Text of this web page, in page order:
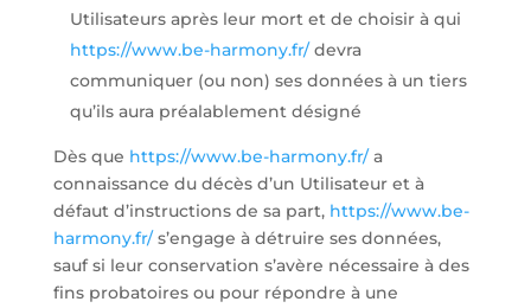
Utilisateurs après leur mort et de choisir à qui
https://www.be-harmony.fr/devra
communiquer (ou non) ses données à un tiers
qu’ils aura préalablement désigné
Dès que https://www.be-harmony.fr/a
connaissance du décès d’un Utilisateur et à
défaut d’instructions de sa part, https://www.be-
harmony.fr/s’engage à détruire ses données,
sauf si leur conservation s’avère nécessaire à des
fins probatoires ou pour répondre à une